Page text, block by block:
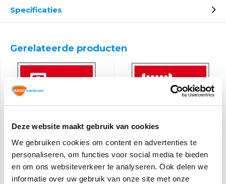
Deze website maakt gebruik van cookies
We gebruiken cookies om content en advertenties te
personaliseren, om functies voor social media te bieden
en om ons websiteverkeer te analyseren. Ook delen we
informatie over uw gebruik van onze site met onze
Specificaties
Gerelateerde producten
Brandmelder pictogram
pictogram